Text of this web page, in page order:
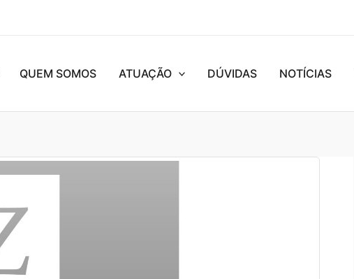
QUEM SOMOS ATUAÇÃO DÚVIDAS NOTÍCIAS